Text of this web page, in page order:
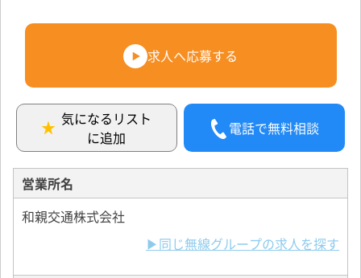
求人へ応募する
気になるリスト
に追加
電話で無料相談
営業所名
和親交通株式会社
▶同じ無線グループの求人を探す